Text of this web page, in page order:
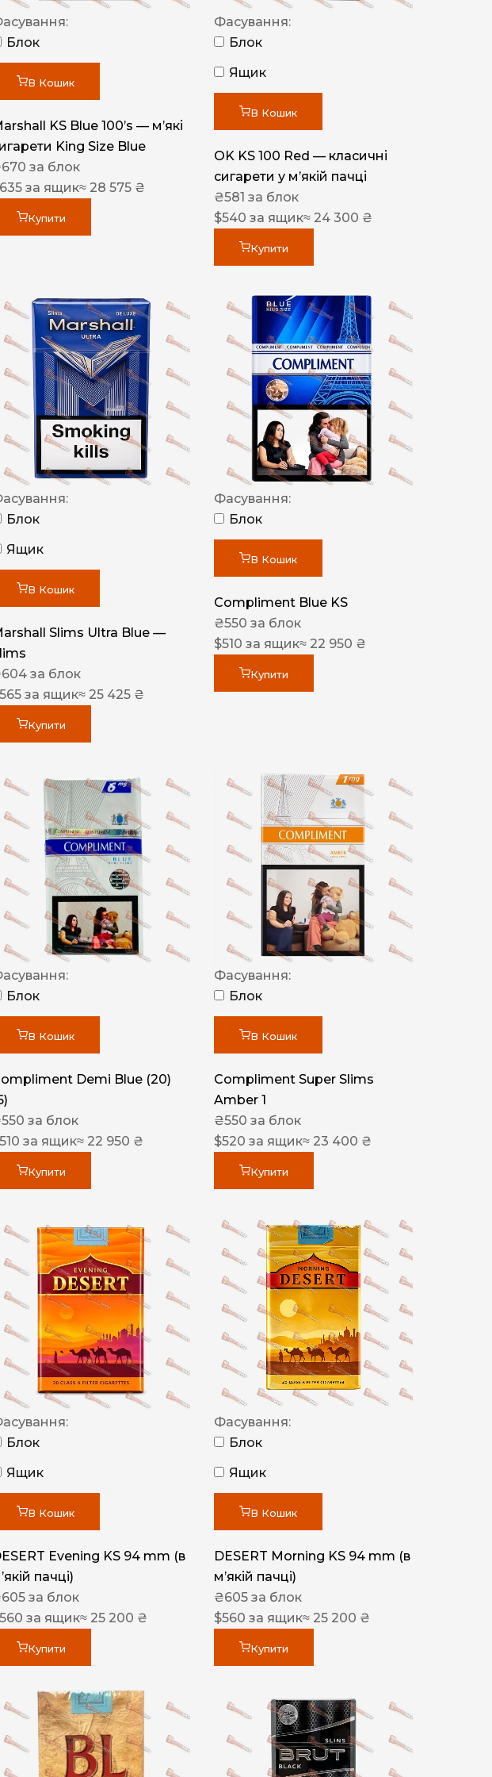
Блок
В Кошик
KS Blue 100’s — м’які
King Size Blue
670 за блок
635 за ящик≈ 28 575 ₴
Купити
Фасування:
Блок
Ящик
В Кошик
OK KS 100 Red — класичні
сигарети у м’якій пачці
₴581 за блок
$540 за ящик≈ 24 300 ₴
Купити
Блок
Ящик
В Кошик
Slims Ultra Blue —
604 за блок
565 за ящик≈ 25 425 ₴
Купити
Фасування:
Блок
В Кошик
Compliment Blue KS
₴550 за блок
$510 за ящик≈ 22 950 ₴
Купити
Блок
В Кошик
Demi Blue (20)
550 за блок
510 за ящик≈ 22 950 ₴
Купити
Фасування:
Блок
В Кошик
Compliment Super Slims
Amber 1
₴550 за блок
$520 за ящик≈ 23 400 ₴
Купити
Блок
Ящик
В Кошик
Evening KS 94 mm (в
пачці)
605 за блок
560 за ящик≈ 25 200 ₴
Купити
Фасування:
Блок
Ящик
В Кошик
DESERT Morning KS 94 mm (в
мʼякій пачці)
₴605 за блок
$560 за ящик≈ 25 200 ₴
Купити